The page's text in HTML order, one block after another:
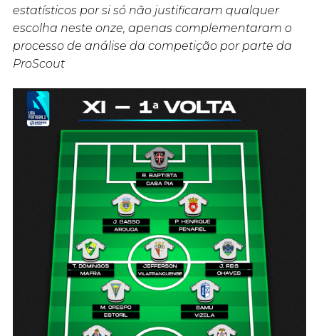
estatísticos por si só não justificaram qualquer
escolha neste onze, apenas complementaram o
processo de análise da competição por parte da
ProScout